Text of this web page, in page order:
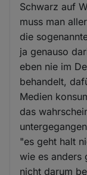
Schwarz auf
muss man
die
ja genauso
eben nie im
behandelt,
Medien
das
"es geht halt
wie es anders
nicht darum